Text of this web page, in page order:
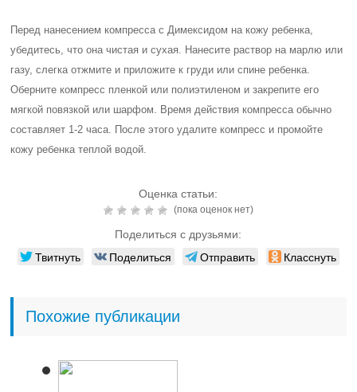
Перед нанесением компресса с Димексидом на кожу ребенка,
убедитесь, что она чистая и сухая. Нанесите раствор на марлю или
газу, слегка отжмите и приложите к груди или спине ребенка.
Оберните компресс пленкой или полиэтиленом и закрепите его
мягкой повязкой или шарфом. Время действия компресса обычно
составляет 1-2 часа. После этого удалите компресс и промойте
кожу ребенка теплой водой.
Оценка статьи:
(пока оценок нет)
Поделиться с друзьями:
Твитнуть Поделиться Отправить Класснуть
Похожие публикации